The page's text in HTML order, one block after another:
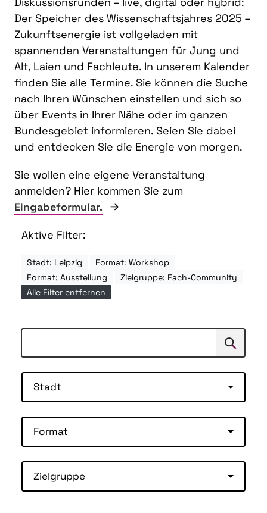
Der Speicher des Wissenschaftsjahres 2025 –
Zukunftsenergie ist vollgeladen mit
spannenden Veranstaltungen für Jung und
Alt, Laien und Fachleute. In unserem Kalender
finden Sie alle Termine. Sie können die Suche
nach Ihren Wünschen einstellen und sich so
über Events in Ihrer Nähe oder im ganzen
Bundesgebiet informieren. Seien Sie dabei
und entdecken Sie die Energie von morgen.
Sie wollen eine eigene Veranstaltung
anmelden? Hier kommen Sie zum
Eingabeformular.
Aktive Filter:
Stadt: Leipzig
Format: Workshop
Format: Ausstellung
Zielgruppe: Fach-Community
Alle Filter entfernen
Suchen
Stadt
Format
Zielgruppe